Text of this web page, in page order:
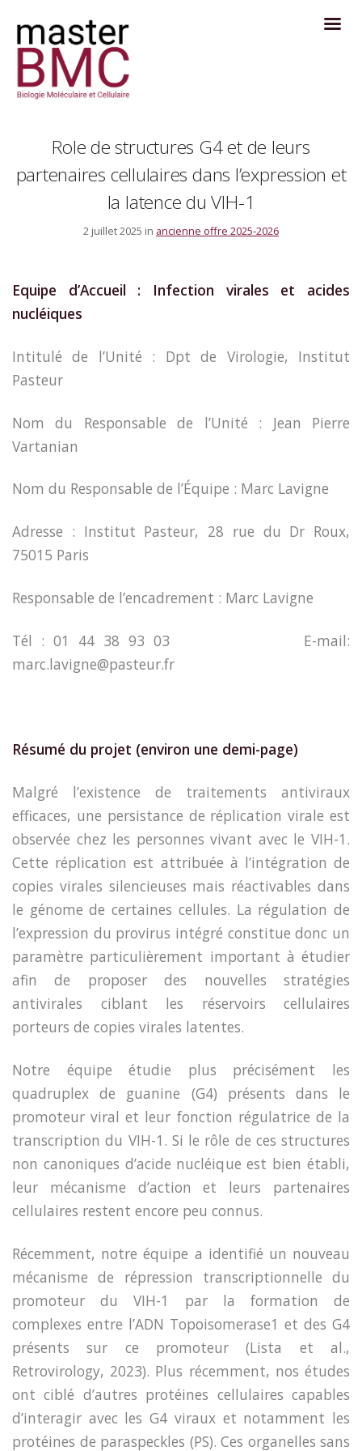
Role de structures G4 et de leurs
partenaires cellulaires dans l’expression et
la latence du VIH-1
2 juillet 2025 in ancienne offre 2025-2026
Equipe d’Accueil : Infection virales et acides
nucléiques
Intitulé de l’Unité : Dpt de Virologie, Institut
Pasteur
Nom du Responsable de l’Unité : Jean Pierre
Vartanian
Nom du Responsable de l’Équipe : Marc Lavigne
Adresse : Institut Pasteur, 28 rue du Dr Roux,
75015 Paris
Responsable de l’encadrement : Marc Lavigne
Tél : 01 44 38 93 03 E-mail:
marc.lavigne@pasteur.fr
Résumé du projet (environ une demi-page)
Malgré l’existence de traitements antiviraux
efficaces, une persistance de réplication virale est
observée chez les personnes vivant avec le VIH-1.
Cette réplication est attribuée à l’intégration de
copies virales silencieuses mais réactivables dans
le génome de certaines cellules. La régulation de
l’expression du provirus intégré constitue donc un
paramètre particulièrement important à étudier
afin de proposer des nouvelles stratégies
antivirales ciblant les réservoirs cellulaires
porteurs de copies virales latentes.
Notre équipe étudie plus précisément les
quadruplex de guanine (G4) présents dans le
promoteur viral et leur fonction régulatrice de la
transcription du VIH-1. Si le rôle de ces structures
non canoniques d’acide nucléique est bien établi,
leur mécanisme d’action et leurs partenaires
cellulaires restent encore peu connus.
Récemment, notre équipe a identifié un nouveau
mécanisme de répression transcriptionnelle du
promoteur du VIH-1 par la formation de
complexes entre l’ADN Topoisomerase1 et des G4
présents sur ce promoteur (Lista et al.,
Retrovirology, 2023). Plus récemment, nos études
ont ciblé d’autres protéines cellulaires capables
d’interagir avec les G4 viraux et notamment les
protéines de paraspeckles (PS). Ces organelles sans